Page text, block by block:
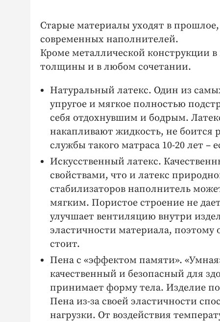
Старые материалы уходят в
современных наполнителей.
Кроме металлической конструкции
толщины и в любом сочетании.
Натуральный латекс. Один из
упругое и мягкое полностью
себя отдохнувшим и бодрым.
накапливают жидкость, не боится
службы такого матраса 10-20 лет
Искусственный латекс.
свойствами, что и латекс
стабилизаторов наполнитель
мягким. Пористое строение не
улучшает вентиляцию внутри
эластичности материала,
стоит.
Пена с «эффектом памяти».
качественный и безопасный для
принимает форму тела. Изделие
Пена из-за своей эластичности
нагрузки. От воздействия